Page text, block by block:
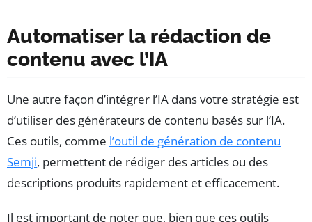
Automatiser la rédaction de
contenu avec l’IA
Une autre façon d’intégrer l’IA dans votre stratégie est
d’utiliser des générateurs de contenu basés sur l’IA.
Ces outils, comme l’outil de génération de contenu
Semji, permettent de rédiger des articles ou des
descriptions produits rapidement et efficacement.
Il est important de noter que, bien que ces outils